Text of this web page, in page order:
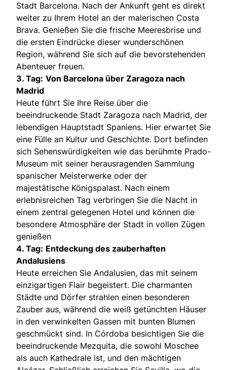
Stadt Barcelona. Nach der Ankunft geht es direkt
weiter zu Ihrem Hotel an der malerischen Costa
Brava. Genießen Sie die frische Meeresbrise und
die ersten Eindrücke dieser wunderschönen
Region, während Sie sich auf die bevorstehenden
Abenteuer freuen.
3. Tag: Von Barcelona über Zaragoza nach
Madrid
Heute führt Sie Ihre Reise über die
beeindruckende Stadt Zaragoza nach Madrid, der
lebendigen Hauptstadt Spaniens. Hier erwartet Sie
eine Fülle an Kultur und Geschichte. Dort befinden
sich Sehenswürdigkeiten wie das berühmte Prado-
Museum mit seiner herausragenden Sammlung
spanischer Meisterwerke oder der
majestätische Königspalast. Nach einem
erlebnisreichen Tag verbringen Sie die Nacht in
einem zentral gelegenen Hotel und können die
besondere Atmosphäre der Stadt in vollen Zügen
genießen
4. Tag: Entdeckung des zauberhaften
Andalusiens
Heute erreichen Sie Andalusien, das mit seinem
einzigartigen Flair begeistert. Die charmanten
Städte und Dörfer strahlen einen besonderen
Zauber aus, während die weiß getünchten Häuser
in den verwinkelten Gassen mit bunten Blumen
geschmückt sind. In Córdoba besichtigen Sie die
beeindruckende Mezquita, die sowohl Moschee
als auch Kathedrale ist, und den mächtigen